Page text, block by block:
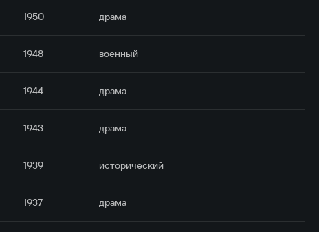
1950 драма
1948 военный
1944 драма
1943 драма
1939 исторический
1937 драма